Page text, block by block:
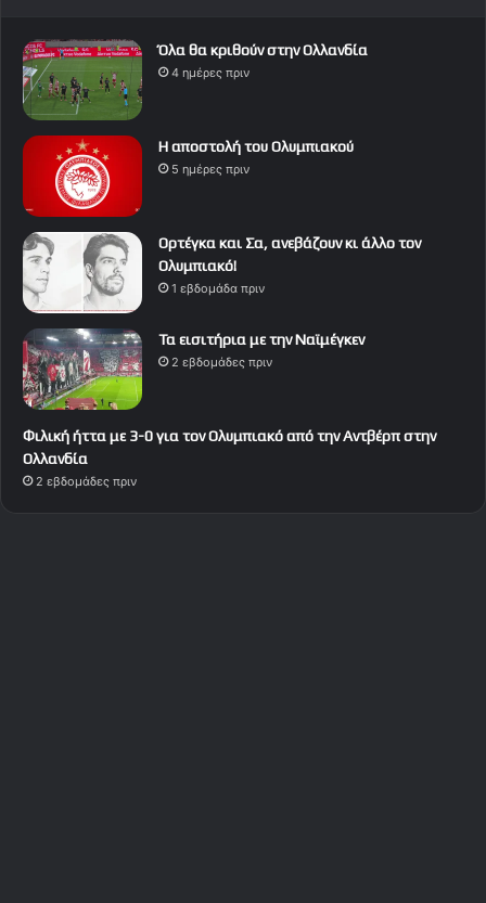
Όλα θα κριθούν στην Ολλανδία
4 ημέρες πριν
Η αποστολή του Ολυμπιακού
5 ημέρες πριν
Ορτέγκα και Σα, ανεβάζουν κι άλλο τον
Ολυμπιακό!
1 εβδομάδα πριν
Τα εισιτήρια με την Ναϊμέγκεν
2 εβδομάδες πριν
Φιλική ήττα με 3-0 για τον Ολυμπιακό από την Αντβέρπ στην
Ολλανδία
2 εβδομάδες πριν